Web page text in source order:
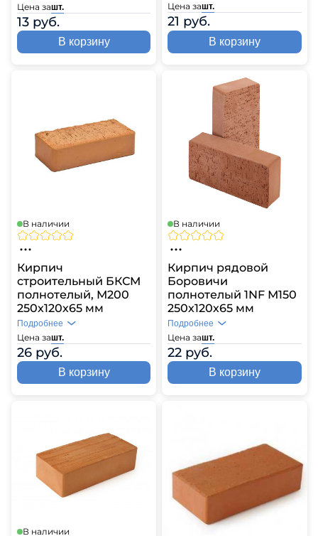
Цена зашт.
13 руб.
В корзину
Цена зашт.
21 руб.
В корзину
В наличии
Кирпич
строительный БКСМ
полнотелый, М200
250х120х65 мм
Цена зашт.
26 руб.
Подробнее
В корзину
В наличии
Кирпич рядовой
Боровичи
полнотелый 1NF М150
250х120х65 мм
Цена зашт.
22 руб.
Подробнее
В корзину
В наличии